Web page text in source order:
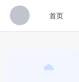
首页